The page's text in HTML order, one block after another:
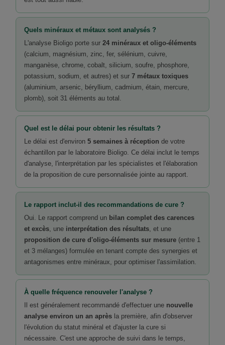
Quels minéraux et métaux sont analysés ?
L'analyse Bioligo porte sur 24 minéraux et oligo-éléments
(calcium, magnésium, zinc, fer, sélénium, cuivre,
manganèse, chrome, cobalt, silicium, soufre, phosphore,
potassium, sodium, et autres) et sur 7 métaux toxiques
(aluminium, arsenic, béryllium, cadmium, étain, mercure,
plomb), soit 31 éléments au total.
Quel est le délai pour obtenir les résultats ?
Le délai est d'environ 5 semaines à réception de votre
échantillon par le laboratoire Bioligo. Ce délai inclut le temps
d'analyse, l'interprétation par les spécialistes et l'élaboration
de la proposition de cure personnalisée jointe au rapport.
Le rapport inclut-il des recommandations de cure ?
Oui. Le rapport comprend un bilan complet des carences
et excès, une interprétation des résultats, et une
proposition de cure d'oligo-éléments sur mesure (entre 1
et 3 mélanges) formulée en tenant compte des synergies et
antagonismes entre minéraux, pour optimiser l'assimilation.
À quelle fréquence renouveler l'analyse ?
Il est généralement recommandé d'effectuer une nouvelle
analyse environ un an après la première, afin d'observer
l'évolution du statut minéral et d'ajuster la cure si
nécessaire. C'est une approche de suivi dans le temps,